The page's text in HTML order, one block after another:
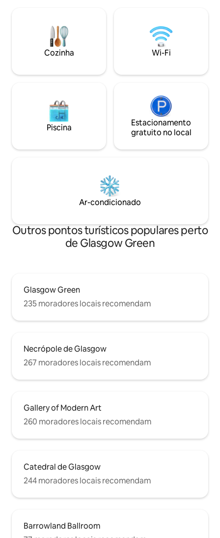
algodão, colchão natural, cortinas
pesadas. Banheiro cheio de plantas,
banheira de pé livre, chuveiro com box.
Wi-Fi rápido. TV de 50 polegadas. Música
de transporte
está a uma curta
Cidade Mercante
Não vejo a hora
Cozinha Wi-Fi
Piscina
Estacionamento
gratuito no local
Ar-condicionado
Outros pontos turísticos populares perto
de Glasgow Green
Glasgow Green
235 moradores locais recomendam
Necrópole de Glasgow
267 moradores locais recomendam
Gallery of Modern Art
260 moradores locais recomendam
Catedral de Glasgow
244 moradores locais recomendam
Barrowland Ballroom